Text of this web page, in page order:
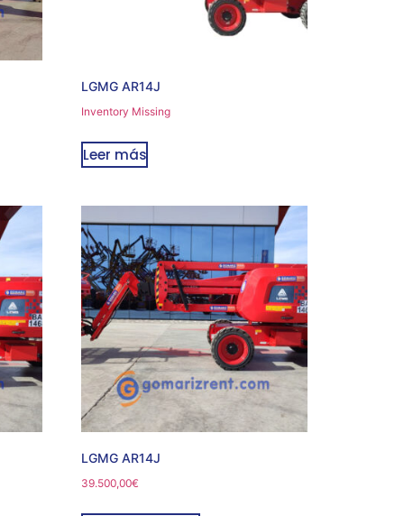
LGMG AR14J
Inventory Missing
Leer más
LGMG AR14J
39.500,00€